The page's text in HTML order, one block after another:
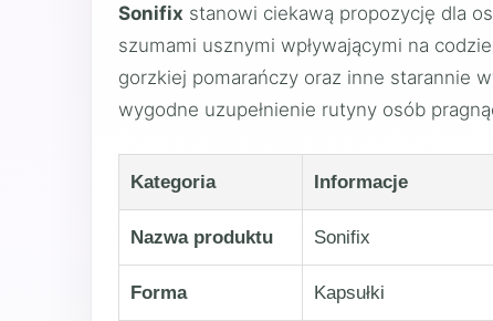
Sonifix stanowi ciekawą propozycję dla
szumami usznymi wpływającymi na
gorzkiej pomarańczy oraz inne starannie
wygodne uzupełnienie rutyny osób
Kategoria Informacje
Nazwa produktu Sonifix
Forma Kapsułki